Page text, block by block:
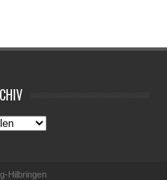
Hilbringen